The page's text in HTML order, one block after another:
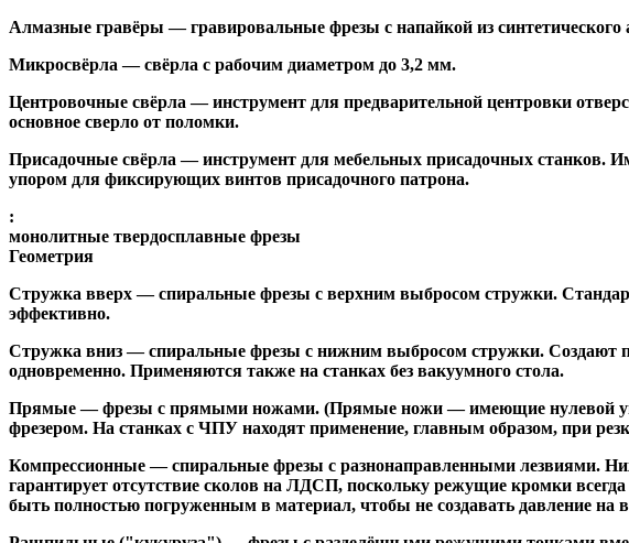
Алмазные гравёры — гравировальные фрезы с напайкой из
Микросвёрла — свёрла с рабочим диаметром до 3,2 мм.
Центровочные свёрла — инструмент для предварительной центровки
основное сверло от поломки.
Присадочные свёрла — инструмент для мебельных присадочных станков.
упором для фиксирующих винтов присадочного патрона.
:
монолитные твердосплавные фрезы
Геометрия
Стружка вверх— спиральные фрезы с верхним выбросом стружки.
эффективно.
Стружка вниз— спиральные фрезы с нижним выбросом стружки. Создают
одновременно. Применяются также на станках без вакуумного стола.
Прямые— фрезы с прямыми ножами. (Прямые ножи — имеющие нулевой
фрезером. На станках с ЧПУ находят применение, главным образом, при
Компрессионные— спиральные фрезы с разнонаправленными лезвиями.
гарантирует отсутствие сколов на ЛДСП, поскольку режущие кромки
быть полностью погруженным в материал, чтобы не создавать давление на